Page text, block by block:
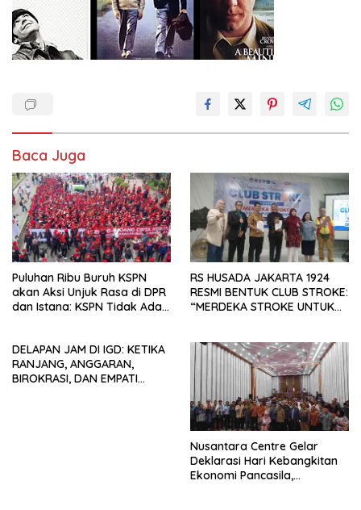
Baca Juga
Puluhan Ribu Buruh KSPN
akan Aksi Unjuk Rasa di DPR
dan Istana: KSPN Tidak Ada
Siapapun
RS HUSADA JAKARTA 1924
RESMI BENTUK CLUB STROKE:
“MERDEKA STROKE UNTUK
DELAPAN JAM DI IGD: KETIKA
RANJANG, ANGGARAN,
BIROKRASI, DAN EMPATI
Nusantara Centre Gelar
Deklarasi Hari Kebangkitan
Ekonomi Pancasila,